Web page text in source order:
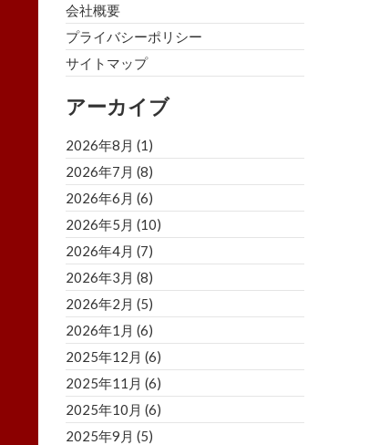
会社概要
プライバシーポリシー
サイトマップ
アーカイブ
2026年8月 (1)
2026年7月 (8)
2026年6月 (6)
2026年5月 (10)
2026年4月 (7)
2026年3月 (8)
2026年2月 (5)
2026年1月 (6)
2025年12月 (6)
2025年11月 (6)
2025年10月 (6)
2025年9月 (5)